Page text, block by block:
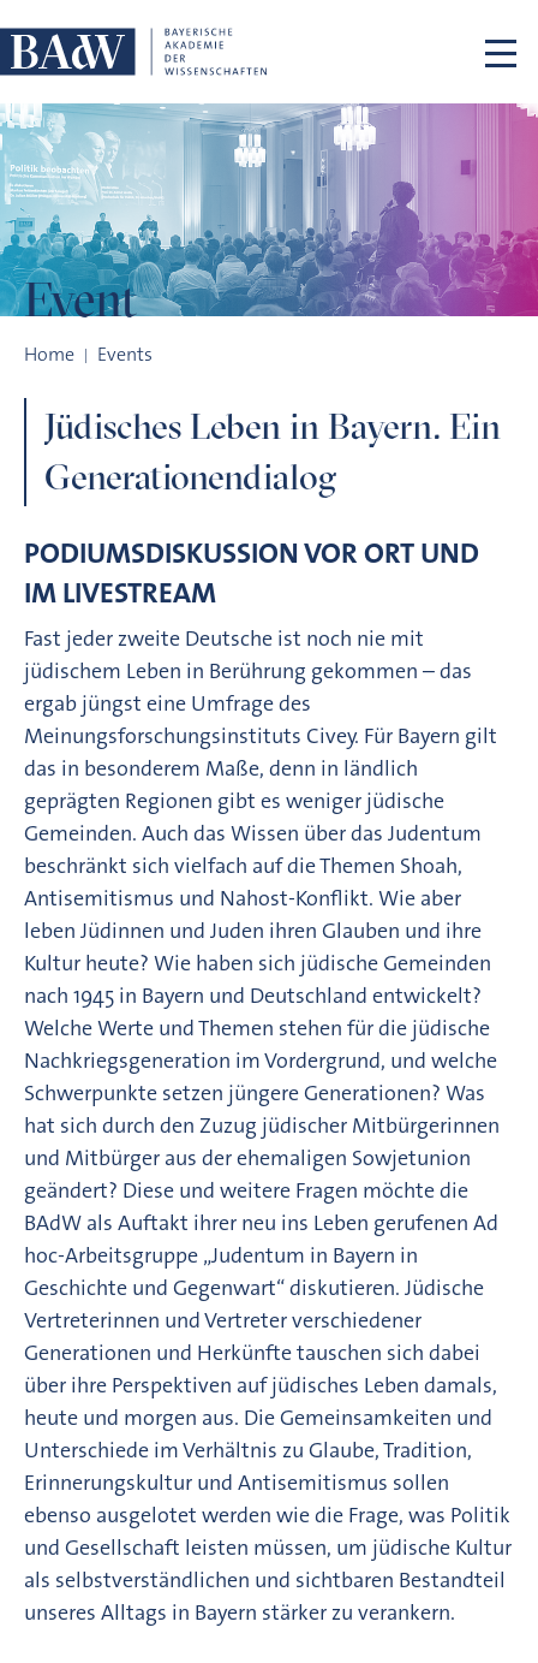
Event
Home Events
Jüdisches Leben in Bayern. Ein
Generationendialog
PODIUMSDISKUSSION VOR ORT UND
IM LIVESTREAM
Fast jeder zweite Deutsche ist noch nie mit
jüdischem Leben in Berührung gekommen – das
ergab jüngst eine Umfrage des
Meinungsforschungsinstituts Civey. Für Bayern gilt
das in besonderem Maße, denn in ländlich
geprägten Regionen gibt es weniger jüdische
Gemeinden. Auch das Wissen über das Judentum
beschränkt sich vielfach auf die Themen Shoah,
Antisemitismus und Nahost-Konflikt. Wie aber
leben Jüdinnen und Juden ihren Glauben und ihre
Kultur heute? Wie haben sich jüdische Gemeinden
nach 1945 in Bayern und Deutschland entwickelt?
Welche Werte und Themen stehen für die jüdische
Nachkriegsgeneration im Vordergrund, und welche
Schwerpunkte setzen jüngere Generationen? Was
hat sich durch den Zuzug jüdischer Mitbürgerinnen
und Mitbürger aus der ehemaligen Sowjetunion
geändert? Diese und weitere Fragen möchte die
BAdW als Auftakt ihrer neu ins Leben gerufenen Ad
hoc-Arbeitsgruppe „Judentum in Bayern in
Geschichte und Gegenwart“ diskutieren. Jüdische
Vertreterinnen und Vertreter verschiedener
Generationen und Herkünfte tauschen sich dabei
über ihre Perspektiven auf jüdisches Leben damals,
heute und morgen aus. Die Gemeinsamkeiten und
Unterschiede im Verhältnis zu Glaube, Tradition,
Erinnerungskultur und Antisemitismus sollen
ebenso ausgelotet werden wie die Frage, was Politik
und Gesellschaft leisten müssen, um jüdische Kultur
als selbstverständlichen und sichtbaren Bestandteil
unseres Alltags in Bayern stärker zu verankern.